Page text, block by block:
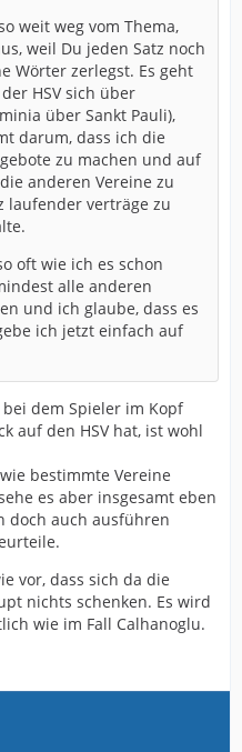
weit weg vom Thema,
weil Du jeden Satz noch
Wörter zerlegst. Es geht
HSV sich über
über Sankt Pauli),
darum, dass ich die
zu machen und auf
anderen Vereine zu
laufender verträge zu
oft wie ich es schon
alle anderen
und ich glaube, dass es
ich jetzt einfach auf
dem Spieler im Kopf
auf den HSV hat, ist wohl
bestimmte Vereine
es aber insgesamt eben
doch auch ausführen
vor, dass sich da die
nichts schenken. Es wird
wie im Fall Calhanoglu.